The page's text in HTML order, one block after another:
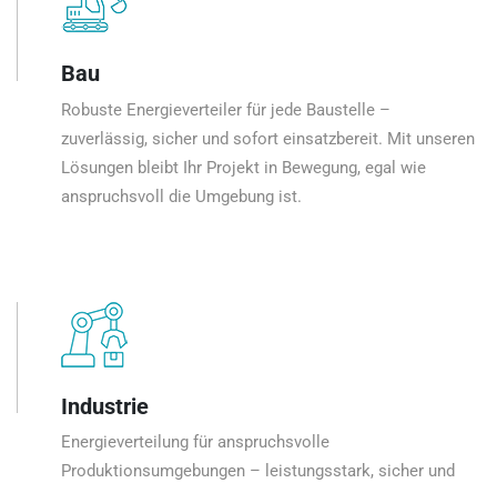
Bau
Robuste Energieverteiler für jede Baustelle –
zuverlässig, sicher und sofort einsatzbereit. Mit unseren
Lösungen bleibt Ihr Projekt in Bewegung, egal wie
anspruchsvoll die Umgebung ist.
Industrie
Energieverteilung für anspruchsvolle
Produktionsumgebungen – leistungsstark, sicher und